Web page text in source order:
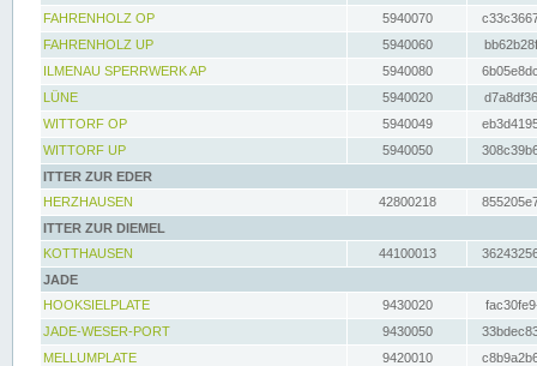
FAHRENHOLZ OP
5940070
FAHRENHOLZ UP
5940060
ILMENAU SPERRWERK AP
5940080
LÜNE
5940020
WITTORF OP
5940049
WITTORF UP
5940050
ITTER ZUR EDER
HERZHAUSEN
42800218
ITTER ZUR DIEMEL
KOTTHAUSEN
44100013
JADE
HOOKSIELPLATE
9430020
JADE-WESER-PORT
9430050
MELLUMPLATE
9420010